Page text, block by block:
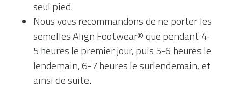
seul pied.
Nous vous recommandons de ne porter les
semelles Align Footwear® que pendant 4-
5 heures le premier jour, puis 5-6 heures le
lendemain, 6-7 heures le surlendemain, et
ainsi de suite.